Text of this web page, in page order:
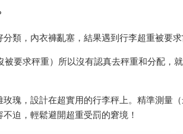
類，內衣褲亂塞，結果遇到行李超重被要
要求秤重）所以沒有認真去秤重和分配，
瑰，設計在超實用的行李秤上。精準測量
迫，輕鬆避開超重受罰的窘境！